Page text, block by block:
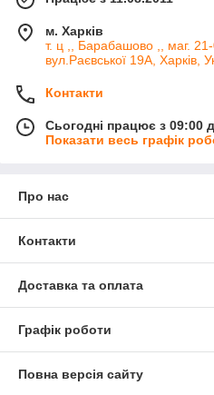
м. Харків
т. ц ,, Барабашово ,, маг. 21-
вул.Раєвської 19А, Харків,
Контакти
Сьогодні працює з 09:00
Показати весь графік
Про нас
Контакти
Доставка та оплата
Графік роботи
Повна версія сайту